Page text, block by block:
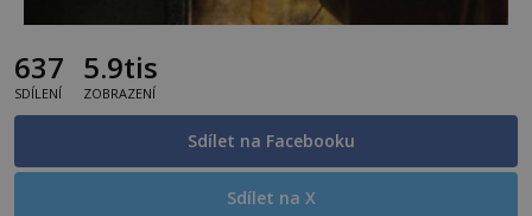
637
SDÍLENÍ
5.9tis
ZOBRAZENÍ
Sdílet na Facebooku
Sdílet na X